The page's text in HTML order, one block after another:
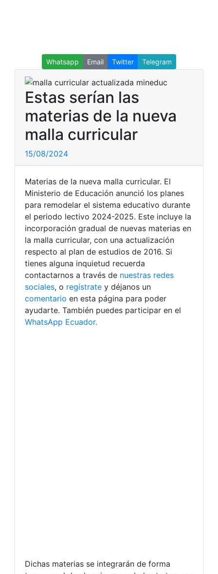
Whatsapp Email Twitter Telegram
Estas serían las
materias de la nueva
malla curricular
15/08/2024
Materias de la nueva malla curricular. El
Ministerio de Educación anunció los planes
para remodelar el sistema educativo durante
el periodo lectivo 2024-2025. Este incluye la
incorporación gradual de nuevas materias en
la malla curricular, con una actualización
respecto al plan de estudios de 2016. Si
tienes alguna inquietud recuerda
contactarnos a través de nuestras redes
sociales, o regístrate y déjanos un
comentario en esta página para poder
ayudarte. También puedes participar en el
WhatsApp Ecuador.
Dichas materias se integrarán de forma